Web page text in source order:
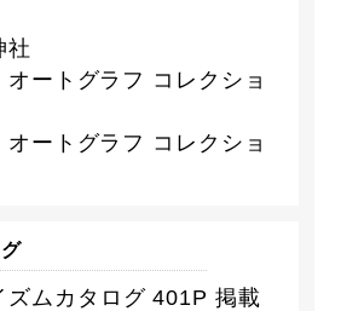
社
ートグラフ コレクショ
ートグラフ コレクショ
ズムカタログ 401P 掲載